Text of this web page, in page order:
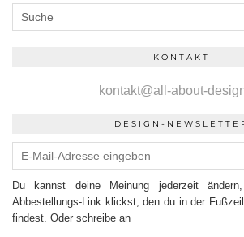
KONTAKT
kontakt@all-about-
DESIGN-
Du kannst deine Meinung jederzeit
Abbestellungs-Link klickst, den du in der
findest. Oder schreibe an